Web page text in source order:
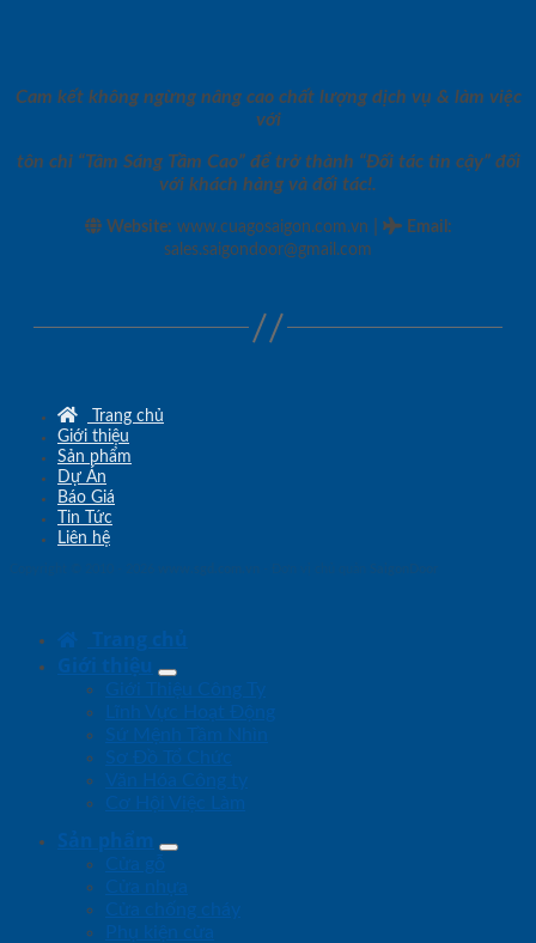
Cam kết không ngừng nâng cao chất lượng dịch vụ & làm việc
với
tôn chỉ “Tâm Sáng Tầm Cao” để trở thành “Đối tác tin cậy” đối
với khách hàng và đối tác!.
Website: www.cuagosaigon.com.vn Email :
sales.saigondoor@gmail.com
Trang chủ
Giới thiệu
Sản phẩm
Dự Án
Báo Giá
Tin Tức
Liên hệ
Trang chủ
Giới thiệu
Giới Thiệu Công Ty
Lĩnh Vực Hoạt Động
Sứ Mệnh Tầm Nhìn
Sơ Đồ Tổ Chức
Văn Hóa Công ty
Cơ Hội Việc Làm
Sản phẩm
Cửa gỗ
Cửa nhựa
Cửa chống cháy
Phụ kiện cửa